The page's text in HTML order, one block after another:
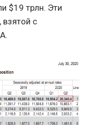
$19 трлн. Эти
с